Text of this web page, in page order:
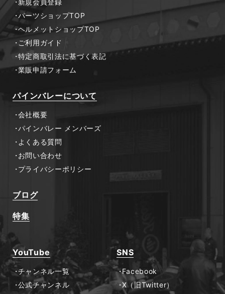
新規会員登録
パーツショップTOP
ヘルメットショップTOP
ご利用ガイド
特定商取引法に基づく表記
業販申請フォーム
パインバレーについて
会社概要
パインバレー メンバーズ
よくある質問
お問い合わせ
プライバシーポリシー
ブログ
特集
YouTube
チャンネル一覧
公式チャンネル
SNS
Facebook
X（旧Twitter）